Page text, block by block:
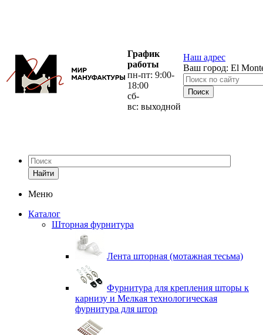
График
работы
пн-пт: 9:00-
18:00
сб-
вс: выходной
Наш адрес
Ваш город: El
Найти
Меню
Каталог
Шторная фурнитура
Лента шторная (мотажная тесьма)
Фурнитура для крепления шторы к
карнизу и Мелкая технологическая
фурнитура для штор